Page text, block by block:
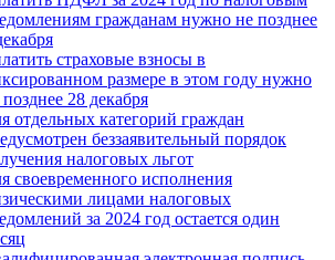
гражданам нужно не позднее
страховые взносы в
размере в этом году нужно
28 декабря
отдельных категорий граждан
беззаявительный порядок
налоговых льгот
своевременного исполнения
лицами налоговых
за 2024 год остается один